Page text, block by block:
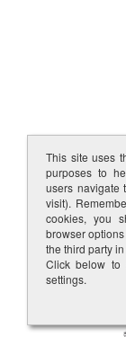
This site uses
purposes to
users navigate
visit).
cookies, you
browser
the third party
Click below to
settings.